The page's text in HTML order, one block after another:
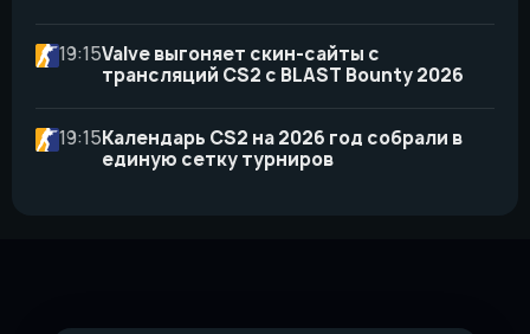
19:15Valve выгоняет скин-сайты с
трансляций CS2 с BLAST Bounty 2026
19:15Календарь CS2 на 2026 год собрали в
единую сетку турниров